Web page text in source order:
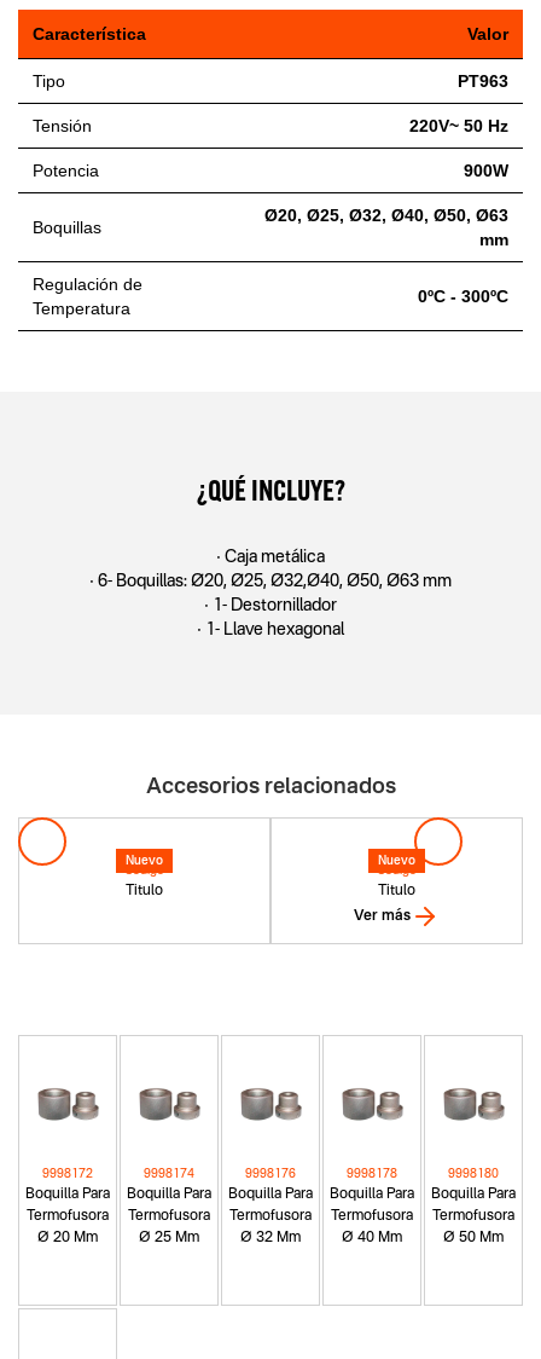
Característica Valor
Tipo PT963
Tensión 220V~ 50 Hz
Potencia 900W
Boquillas
Ø20, Ø25, Ø32, Ø40, Ø50, Ø63
mm
Regulación de
Temperatura
0ºC - 300ºC
¿QUÉ INCLUYE?
• Caja metálica
• 6- Boquillas: Ø20, Ø25, Ø32,Ø40, Ø50, Ø63 mm
• 1- Destornillador
• 1- Llave hexagonal
Accesorios relacionados
Nuevo
Titulo
Codigo
Nuevo
Titulo
Codigo
Ver más
Boquilla Para
Termofusora
Ø 20 Mm
9998172
Boquilla Para
Termofusora
Ø 25 Mm
9998174
Boquilla Para
Termofusora
Ø 32 Mm
9998176
Boquilla Para
Termofusora
Ø 40 Mm
9998178
Boquilla Para
Termofusora
Ø 50 Mm
9998180